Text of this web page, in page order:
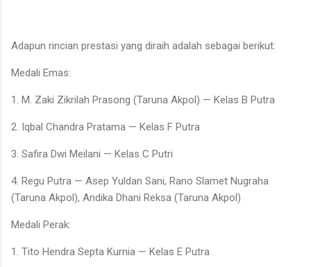
Adapun rincian prestasi yang diraih adalah sebagai berikut:
Medali Emas:
1. M. Zaki Zikrilah Prasong (Taruna Akpol) — Kelas B Putra
2. Iqbal Chandra Pratama — Kelas F Putra
3. Safira Dwi Meilani — Kelas C Putri
4. Regu Putra — Asep Yuldan Sani, Rano Slamet Nugraha
(Taruna Akpol), Andika Dhani Reksa (Taruna Akpol)
Medali Perak:
1. Tito Hendra Septa Kurnia — Kelas E Putra